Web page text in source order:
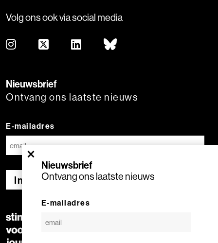
×
Nieuwsbrief
Ontvang ons laatste nieuws
E-mailadres
Volg ons ook via social media
Nieuwsbrief
Ontvang ons laatste nieuws
E-mailadres
Inschrijven